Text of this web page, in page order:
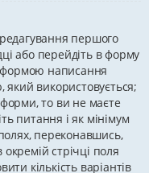
першого
або перейдіть в форму
написання
який використовується;
то ви не маєте
питання і як мінімум
переконавшись,
стрічці поля
кількість варіантів